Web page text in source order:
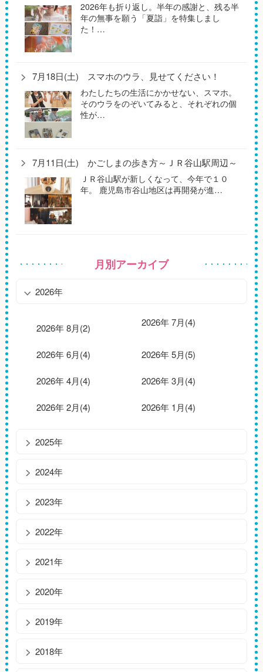
2026年も折り返し。半年の感謝と、残る半
年の無事を願う「夏詣」を特集しまし
た！…
7月18日(土) スマホのウラ、見せてください！
わたしたちの生活にかかせない、スマホ。
そのウラをのぞいてみると、それぞれの個
性が…
7月11日(土) かごしまの歩き方～ＪＲ谷山駅周辺～
ＪＲ谷山駅が新しくなって、今年で１０
年。 鹿児島市谷山地区は再開発が進…
月別アーカイブ
2026年
2026年 8月(2) 2026年 7月(4)
2026年 6月(4) 2026年 5月(5)
2026年 4月(4) 2026年 3月(4)
2026年 2月(4) 2026年 1月(4)
2025年
2024年
2023年
2022年
2021年
2020年
2019年
2018年